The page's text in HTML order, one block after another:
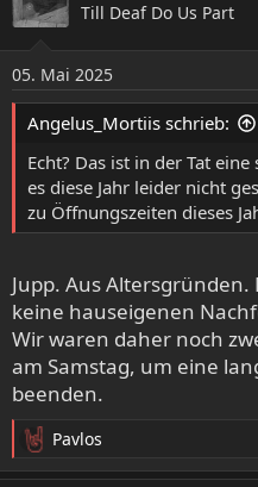
t
n
e
n
Till Deaf Do Us Part
05. Mai 2025
Angelus_Mortiis schrieb:
Echt? Das ist in der Tat
es diese Jahr leider nicht
zu Öffnungszeiten dieses
Jupp. Aus
keine hauseigenen
Wir waren daher noch
am Samstag, um eine
beenden.
R
e
Pavlos